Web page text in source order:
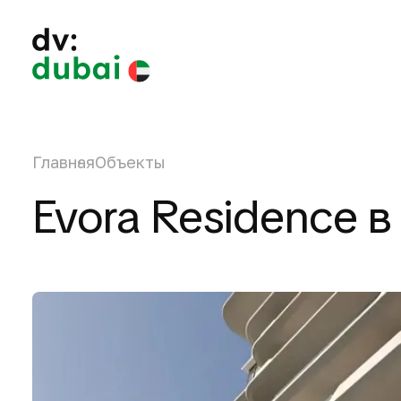
ГлавнаяОбъекты
Evora Residence